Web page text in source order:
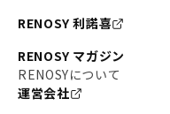
RENOSY 利諾喜
RENOSY マガジン
RENOSYについて
運営会社